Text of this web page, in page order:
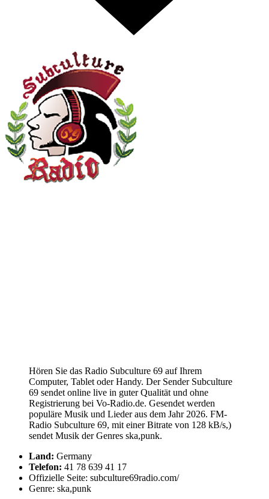
Hören Sie das Radio Subculture 69 auf Ihrem
Computer, Tablet oder Handy. Der Sender Subculture
69 sendet online live in guter Qualität und ohne
Registrierung bei Vo-Radio.de. Gesendet werden
populäre Musik und Lieder aus dem Jahr 2026. FM-
Radio Subculture 69, mit einer Bitrate von 128 kB/s,)
sendet Musik der Genres ska,punk.
Land: Germany
Telefon: 41 78 639 41 17
Offizielle Seite: subculture69radio.com/
Genre: ska,punk